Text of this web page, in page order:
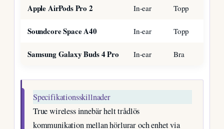
Apple AirPods Pro 2 In-ear Topp
Soundcore Space A40 In-ear Topp
Samsung Galaxy Buds 4 Pro In-ear Bra
Specifikationsskillnader
True wireless innebär helt trådlös
kommunikation mellan hörlurar och enhet via